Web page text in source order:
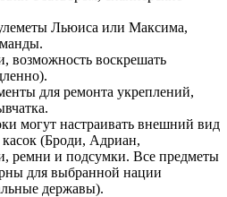
Льюиса или Максима,
возможность воскрешать
для ремонта укреплений,
могут настраивать внешний вид
касок (Броди, Адриан,
ремни и подсумки. Все предметы
для выбранной нации
державы).